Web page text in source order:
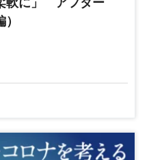
軟に」 アフター
）